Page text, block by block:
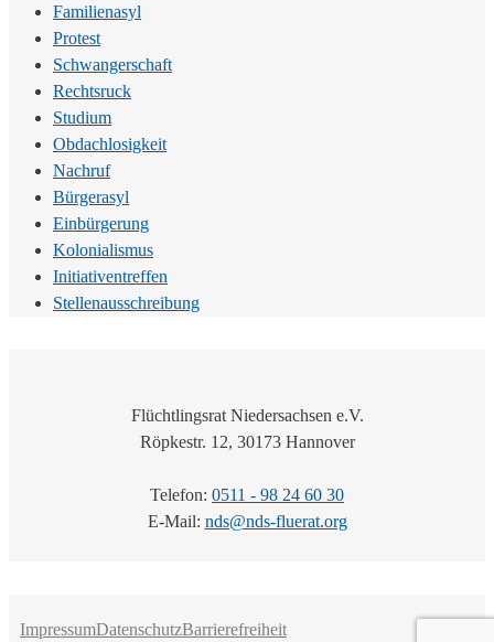
Familienasyl
Protest
Schwangerschaft
Rechtsruck
Studium
Obdachlosigkeit
Nachruf
Bürgerasyl
Einbürgerung
Kolonialismus
Initiativentreffen
Stellenausschreibung
Flüchtlingsrat Niedersachsen e.V.
Röpkestr. 12, 30173 Hannover
Telefon: 0511 - 98 24 60 30
E-Mail: nds@nds-fluerat.org
ImpressumDatenschutzBarrierefreiheit